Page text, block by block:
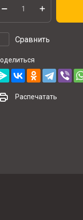
Сравнить
Распечатать